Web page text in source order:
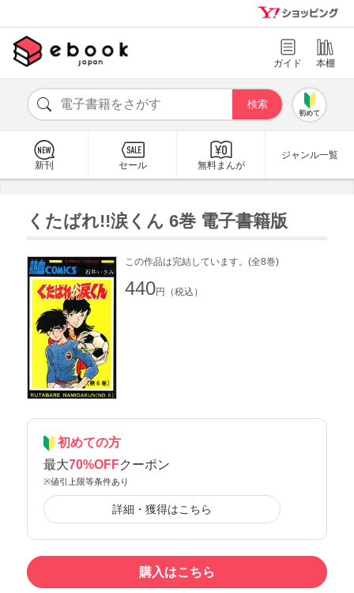
ガイド 本棚
初めて
新刊 セール 無料まんが
ジャンル一覧
くたばれ!!涙くん 6巻 電子書籍版
この作品は完結しています。(全8巻)
440円（税込）
初めての方
最大70%OFFクーポン
※値引上限等条件あり
詳細・獲得はこちら
購入はこちら